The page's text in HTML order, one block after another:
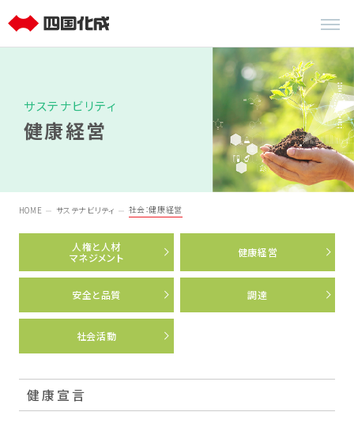
サステナビリティ
健康経営
HOME サステナビリティ 社会：健康経営
人権と人材
マネジメント
健康経営
安全と品質 調達
社会活動
健康宣言